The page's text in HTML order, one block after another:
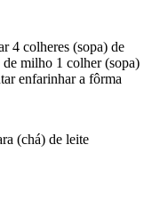
4 colheres (sopa) de
milho 1 colher (sopa)
enfarinhar a fôrma
(chá) de leite